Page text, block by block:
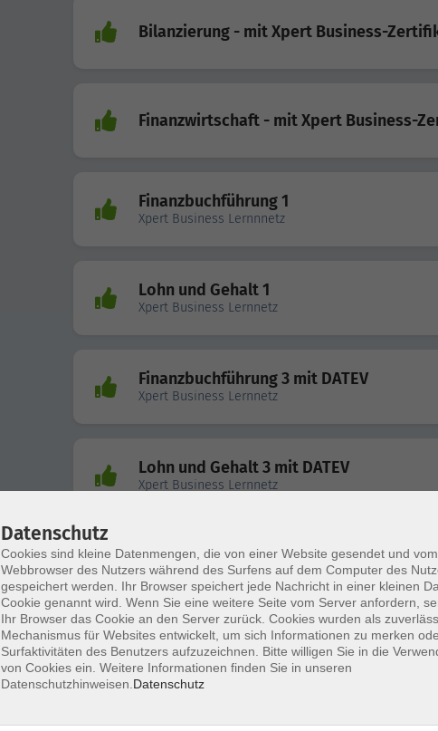
Bilanzierung - mit Xpert Business-
Finanzwirtschaft - mit Xpert Business-
Finanzbuchführung 1
Xpert Business Lernnnetz
Lohn und Gehalt 1
Xpert Business Lernnetz
Finanzbuchführung 3 mit DATEV
Xpert Business Lernnetz
Lohn und Gehalt 3 mit DATEV
Xpert Business Lernnetz
Xpert Business (=XB) Finanzbuchführung
Xpert Business (=XB) Finanzbuchführung
DATEV
Datenschutz
Cookies sind kleine Datenmengen, die von einer Website gesendet und vom
Webbrowser des Nutzers während des Surfens auf dem Computer des
gespeichert werden. Ihr Browser speichert jede Nachricht in einer kleinen
Cookie genannt wird. Wenn Sie eine weitere Seite vom Server anfordern,
Ihr Browser das Cookie an den Server zurück. Cookies wurden als
Mechanismus für Websites entwickelt, um sich Informationen zu merken
Surfaktivitäten des Benutzers aufzuzeichnen. Bitte willigen Sie in die
von Cookies ein. Weitere Informationen finden Sie in unseren
Datenschutzhinweisen. Datenschutz